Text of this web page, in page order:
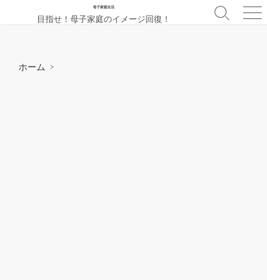
ン
母子家庭生活
目指せ！母子家庭のイメージ回復！
検
メ
ホーム >